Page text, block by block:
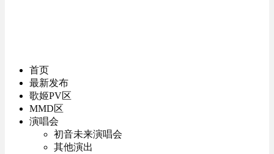
首页
最新发布
歌姬PV区
MMD区
演唱会
初音未来演唱会
其他演出